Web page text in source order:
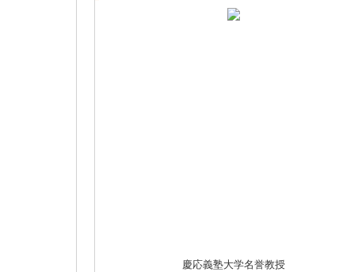
慶応義塾大学名誉教授